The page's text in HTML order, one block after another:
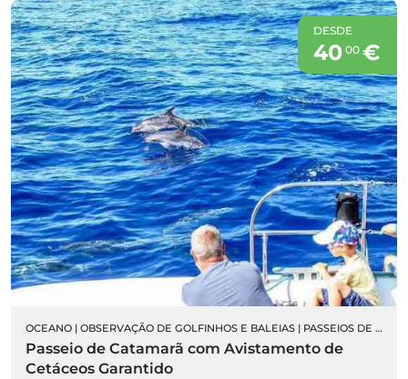
DESDE
40 00€
OCEANO | OBSERVAÇÃO DE GOLFINHOS E BALEIAS | PASSEIOS DE BARCO
Passeio de Catamarã com Avistamento de
Cetáceos Garantido